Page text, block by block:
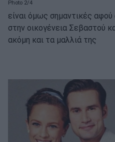
Photo 2/4
είναι όμως σημαντικές
στην οικογένεια Σεβαστού
ακόμη και τα μαλλιά της